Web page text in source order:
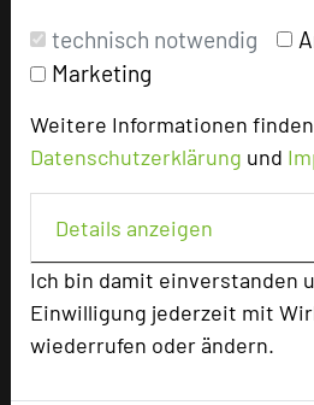
technisch notwendig
Marketing
Weitere Informationen
Datenschutzerklärung und
Details anzeigen
Ich bin damit einverstanden
Einwilligung jederzeit mit
wiederrufen oder ändern.
Bewertung
Tagungsplaner
Tagungsleiter
Tagungsteilnehmer